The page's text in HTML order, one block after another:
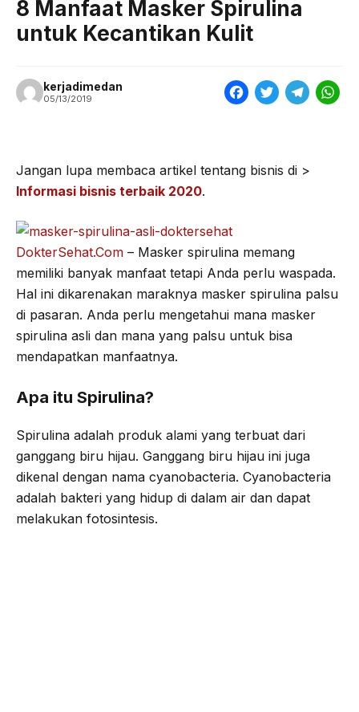
8 Manfaat Masker Spirulina
untuk Kecantikan Kulit
kerjadimedan
05/13/2019
F
e
o
T
t
T
e
m
W
Jangan lupa membaca artikel tentang bisnis di >
Informasi bisnis terbaik 2020.
DokterSehat.Com – Masker spirulina memang
memiliki banyak manfaat tetapi Anda perlu waspada.
Hal ini dikarenakan maraknya masker spirulina palsu
di pasaran. Anda perlu mengetahui mana masker
spirulina asli dan mana yang palsu untuk bisa
mendapatkan manfaatnya.
Apa itu Spirulina?
Spirulina adalah produk alami yang terbuat dari
ganggang biru hijau. Ganggang biru hijau ini juga
dikenal dengan nama cyanobacteria. Cyanobacteria
adalah bakteri yang hidup di dalam air dan dapat
melakukan fotosintesis.